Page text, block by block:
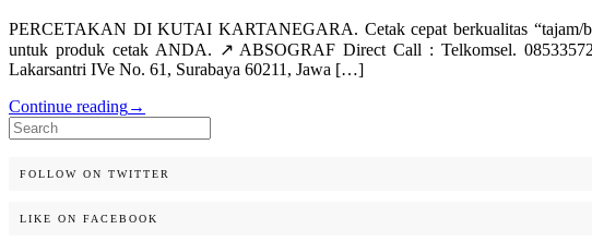
PERCETAKAN DI KUTAI KARTANEGARA. Cetak cepat berkualitas “tajam/
untuk produk cetak ANDA. ↗️ ABSOGRAF Direct Call : Telkomsel.
Lakarsantri IVe No. 61, Surabaya 60211, Jawa […]
Continue reading→
Search
for:
FOLLOW ON TWITTER
LIKE ON FACEBOOK